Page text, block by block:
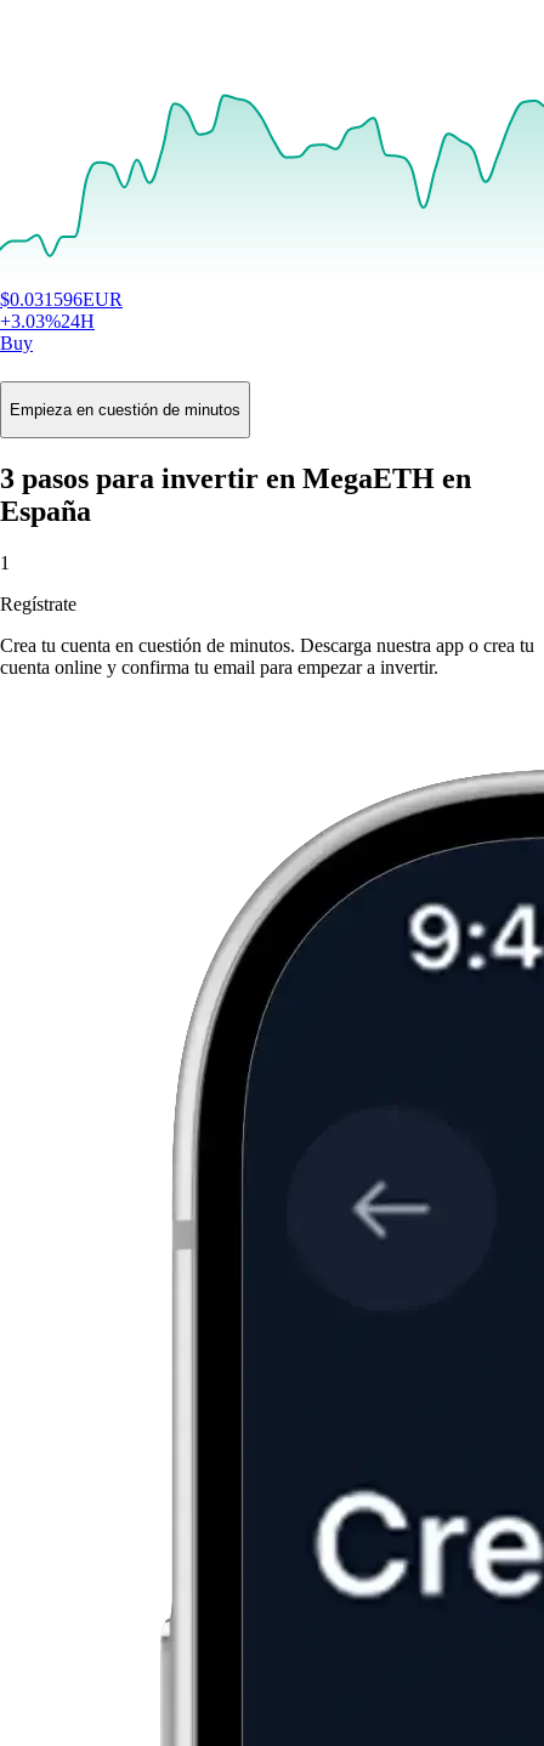
$0.031596EUR
+3.03%24H
Buy
Empieza en cuestión de minutos
3 pasos para invertir en MegaETH en
España
1
Regístrate
Crea tu cuenta en cuestión de minutos. Descarga nuestra app o crea tu
cuenta online y confirma tu email para empezar a invertir.